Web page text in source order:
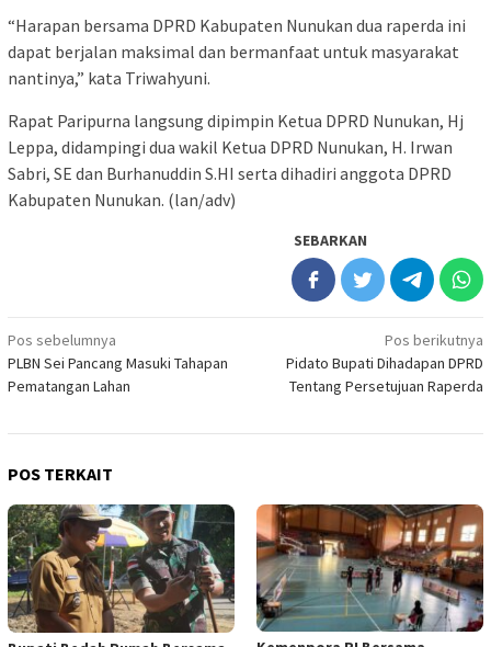
“Harapan bersama DPRD Kabupaten Nunukan dua raperda ini
dapat berjalan maksimal dan bermanfaat untuk masyarakat
nantinya,” kata Triwahyuni.
Rapat Paripurna langsung dipimpin Ketua DPRD Nunukan, Hj
Leppa, didampingi dua wakil Ketua DPRD Nunukan, H. Irwan
Sabri, SE dan Burhanuddin S.HI serta dihadiri anggota DPRD
Kabupaten Nunukan. (lan/adv)
SEBARKAN
Navigasi
pos
Pos sebelumnya
PLBN Sei Pancang Masuki Tahapan
Pematangan Lahan
Pos berikutnya
Pidato Bupati Dihadapan DPRD
Tentang Persetujuan Raperda
POS TERKAIT